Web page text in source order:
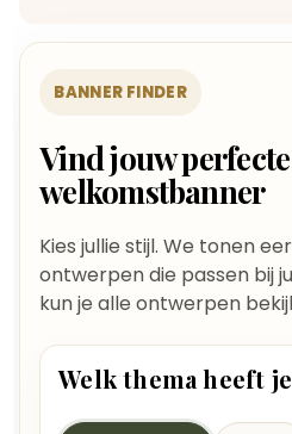
BANNER FINDER
Vind jouw perfecte
welkomstbanner
Kies jullie stijl. We tonen
ontwerpen die passen bij
kun je alle ontwerpen
Welk thema heeft